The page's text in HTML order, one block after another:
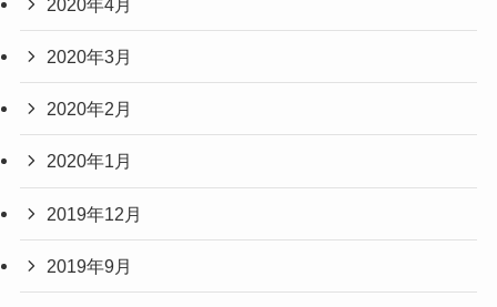
2020年4月
2020年3月
2020年2月
2020年1月
2019年12月
2019年9月